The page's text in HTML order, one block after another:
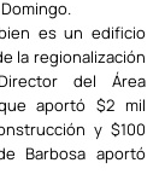
es un edificio
la regionalización
del Área
aportó $2 mil
y $100
Barbosa aportó